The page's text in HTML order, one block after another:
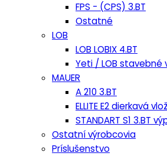
FPS - (CPS) 3.BT
Ostatné
LOB
LOB LOBIX 4.BT
Yeti / LOB stavebné
MAUER
A 210 3.BT
ELLITE E2 dierkavá
STANDART S1 3.BT
Ostatní výrobcovia
Príslušenstvo